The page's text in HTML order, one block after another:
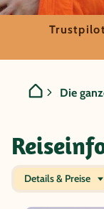
Die
Details & Preise